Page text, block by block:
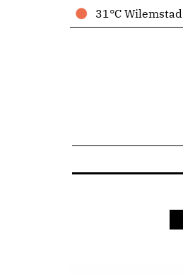
31°C Wilemstad